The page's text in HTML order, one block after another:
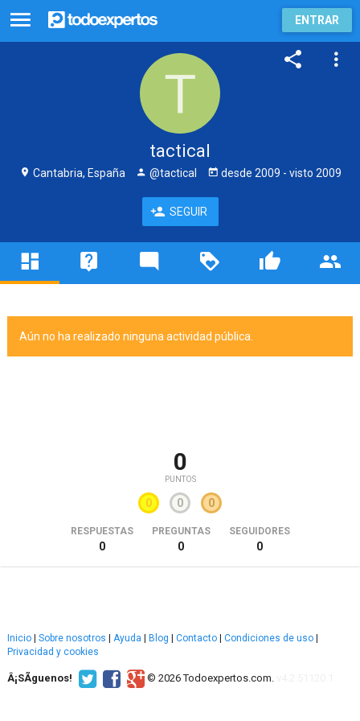
ENTRAR
tactical
Cantabria, España @tactical desde 2009 - visto 2009
SEGUIR
Aún no ha realizado ninguna actividad pública.
0
PUNTOS
0 0 0
RESPUESTAS
0
PREGUNTAS
0
SEGUIDORES
0
Inicio Sobre nosotros Ayuda Blog Contacto Condiciones de uso
Privacidad y cookies
Â¡SÃ­guenos! © 2026 Todoexpertos.com.